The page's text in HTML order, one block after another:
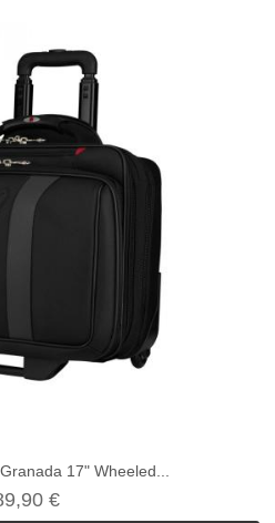
17" Wheeled...
€